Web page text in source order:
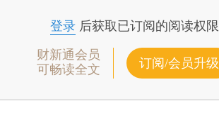
登录后获取已订阅的阅读权限
财新通会员
可畅读全文
订阅/会员升级